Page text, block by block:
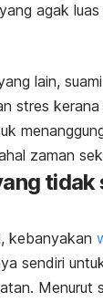
agak luas
lain,
stres
zaman
kebanyakan
sendiri
Menurut